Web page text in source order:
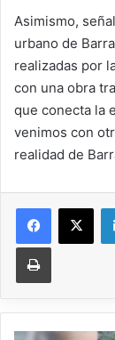
Asimismo,
urbano de
realizadas por
con una obra
que conecta la
venimos con
realidad de